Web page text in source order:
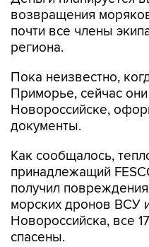
возвращения
почти все члены
региона.
Пока неизвестно,
Приморье, сейчас они
Новороссийске,
документы.
Как сообщалось,
принадлежащий
получил
морских дронов ВСУ
Новороссийска, все
спасены.